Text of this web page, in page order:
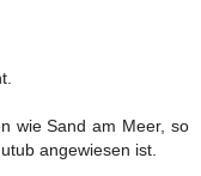
wie Sand am Meer, so
angewiesen ist.